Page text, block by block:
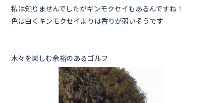
私は知りませんでしたがギンモクセイもあるんですね！
色は白くキンモクセイよりは香りが弱いそうです
木々を楽しむ余裕のあるゴルフ